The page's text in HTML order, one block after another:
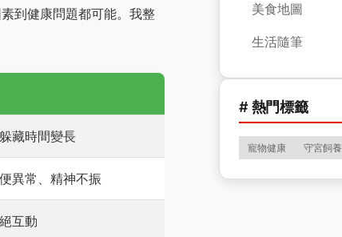
到健康問題都可能。我整
藏時間變長
異常、精神不振
互動
美食地圖
生活隨筆
# 熱門標籤
寵物健康 守宮飼養